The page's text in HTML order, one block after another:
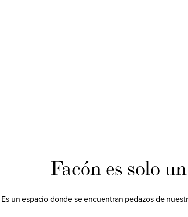
Facón es solo
Es un espacio donde se encuentran pedazos de